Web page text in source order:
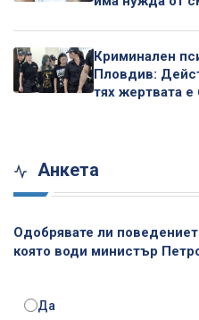
Криминален
Пловдив:
тях жертвата е
Анкета
Одобрявате ли
която води министър
Да